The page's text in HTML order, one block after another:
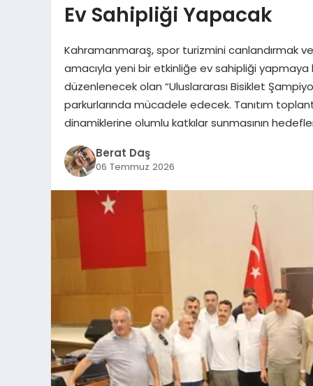
Ev Sahipliği Yapacak
Kahramanmaraş, spor turizmini canlandırmak
amacıyla yeni bir etkinliğe ev sahipliği
düzenlenecek olan “Uluslararası Bisiklet
parkurlarında mücadele edecek. Tanıtım
dinamiklerine olumlu katkılar sunmasının
Berat Daş
06 Temmuz 2026